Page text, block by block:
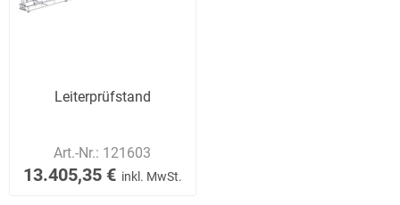
Leiterprüfstand
Art.-Nr.: 121603
13.405,35 € inkl. MwSt.